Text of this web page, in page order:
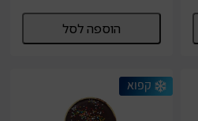
הוספה לסל